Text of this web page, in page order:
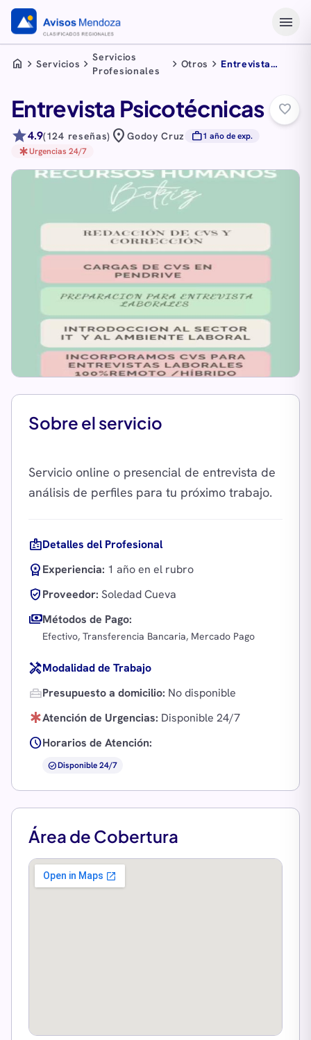
menu
home chevron_right Servicios chevron_rightServicios
Profesionales
chevron_right Otros chevron_right Entrevista
Entrevista Psicotécnicas
star4.9(124 reseñas) location_onGodoy Cruz work1 año de exp.
emergencyUrgencias 24/7
favorite_border
Sobre el servicio
Servicio online o presencial de entrevista de
badgeDetalles del Profesional
workspace_premiumExperiencia: 1 año en el rubro
verified_userProveedor: Soledad Cueva
paymentsMétodos de Pago:
Efectivo, Transferencia Bancaria, Mercado Pago
handymanModalidad de Trabajo
home_repair_servicePresupuesto a domicilio: No disponible
emergencyAtención de Urgencias: Disponible 24/7
scheduleHorarios de Atención:
check_circleDisponible 24/7
Área de Cobertura